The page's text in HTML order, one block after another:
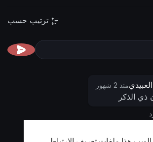
ترتيب حسب
منذ 2 شهور
ذي الذكر